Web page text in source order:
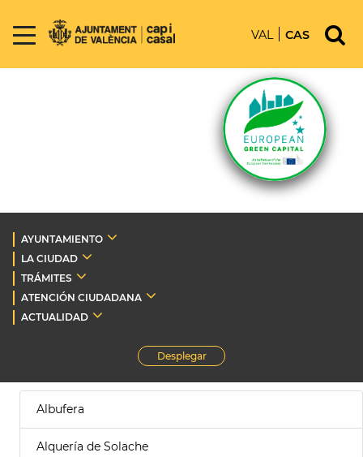
VAL CAS
AYUNTAMIENTO
LA CIUDAD
TRÁMITES
ATENCIÓN CIUDADANA
ACTUALIDAD
Desplegar
Albufera
Alquería de Solache